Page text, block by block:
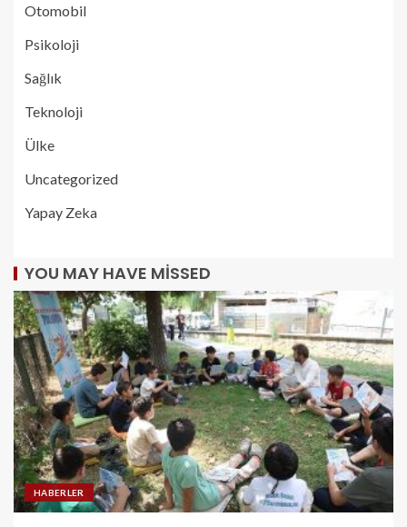
Otomobil
Psikoloji
Sağlık
Teknoloji
Ülke
Uncategorized
Yapay Zeka
YOU MAY HAVE MISSED
HABERLER